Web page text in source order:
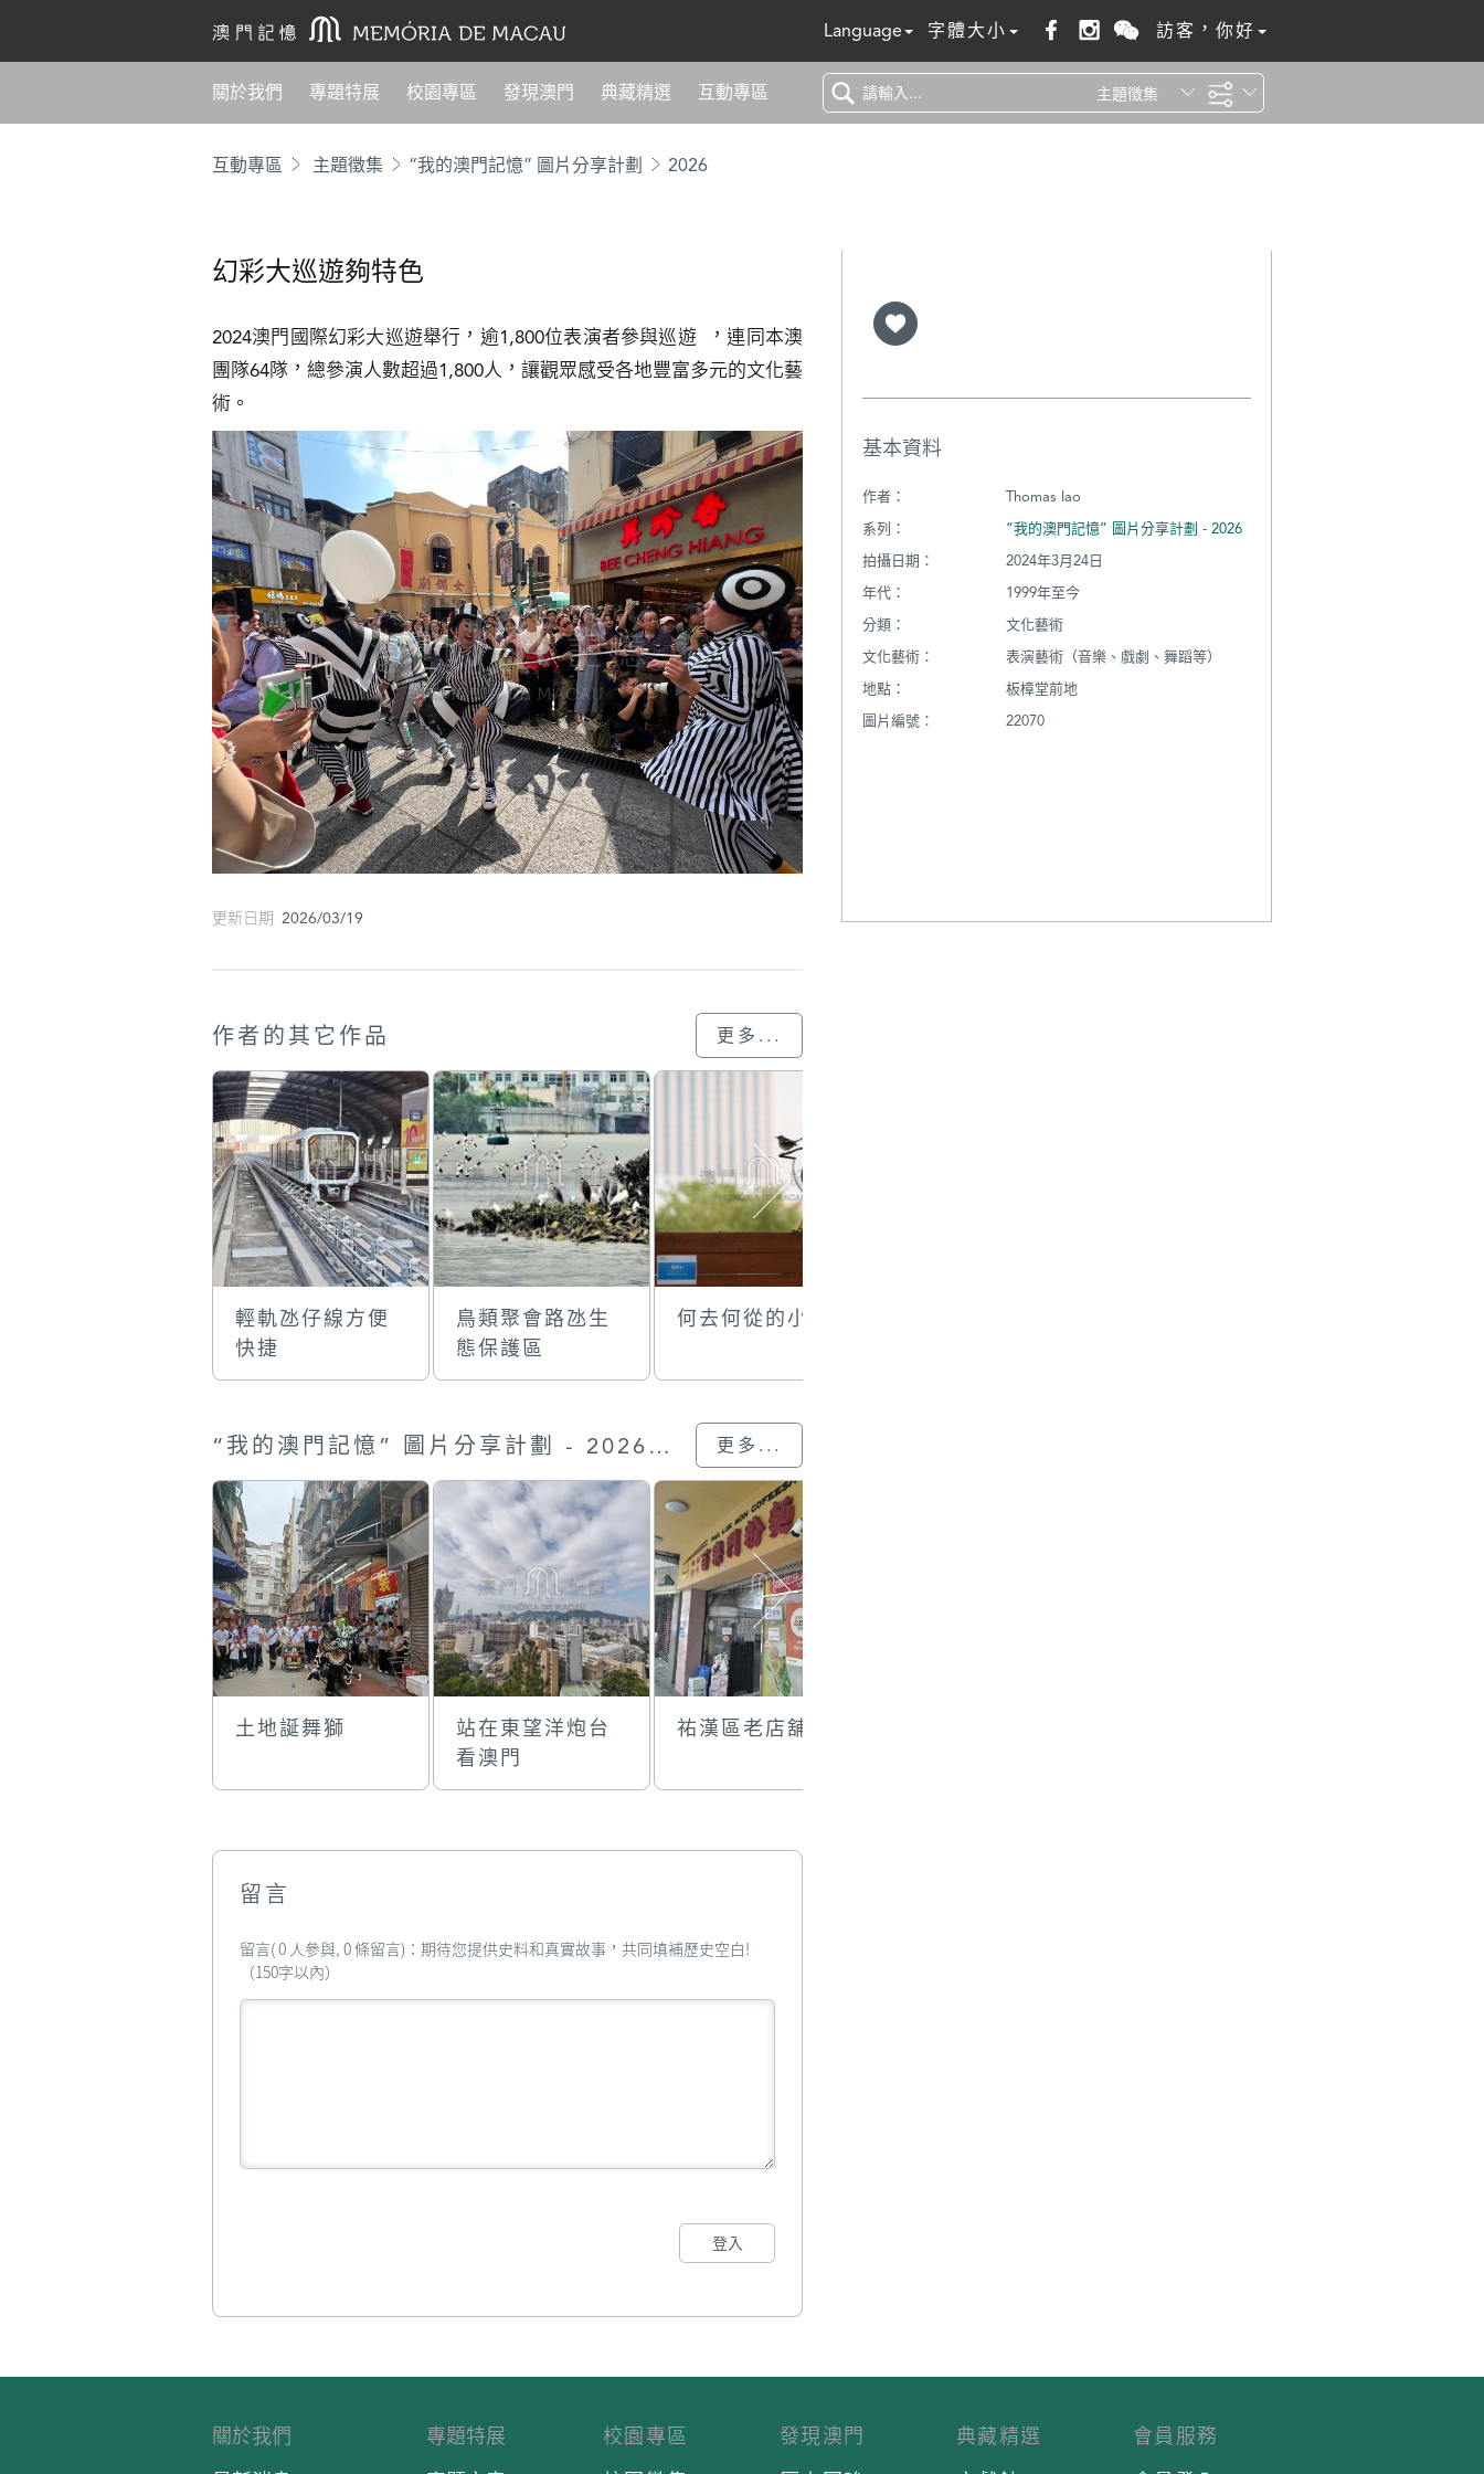
Language 字體大小 訪客，你好
關於我們 專題特展 校園專區 發現澳門 典藏精選 互動專區 主題徵集
互動專區 主題徵集 “我的澳門記憶” 圖片分享計劃 2026
幻彩大巡遊夠特色
2024澳門國際幻彩大巡遊舉行，逾1,800位表演者參與巡遊  ，連同本澳
團隊64隊，總參演人數超過1,800人，讓觀眾感受各地豐富多元的文化藝
術。
更新日期 2026/03/19
作者的其它作品 更多...
輕軌氹仔線方便
快捷
鳥類聚會路氹生
態保護區
何去何從的小鳥
“我的澳門記憶” 圖片分享計劃 - 2026的參與作品 更多...
土地誕舞獅
站在東望洋炮台
看澳門
祐漢區老店舖
留言
留言( 0 人參與, 0 條留言)：期待您提供史料和真實故事，共同填補歷史空白!
（150字以內）
登入
基本資料
作者：
Thomas Iao
系列：
“我的澳門記憶” 圖片分享計劃 - 2026
拍攝日期：
2024年3月24日
年代：
1999年至今
分類：
文化藝術
文化藝術：
表演藝術（音樂、戲劇、舞蹈等）
地點：
板樟堂前地
圖片編號：
22070
關於我們
專題特展
校園專區
發現澳門
典藏精選
會員服務